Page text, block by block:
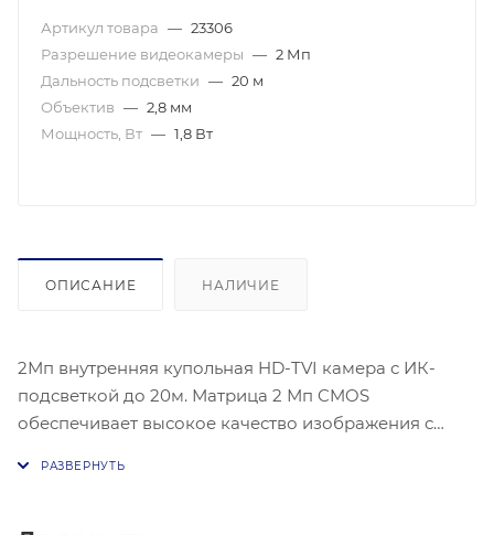
Артикул товара — 23306
Разрешение видеокамеры — 2 Мп
Дальность подсветки — 20 м
Объектив — 2,8 мм
Мощность, Вт — 1,8 Вт
ОПИСАНИЕ НАЛИЧИЕ
2Мп внутренняя купольная HD-TVI камера с ИК-
подсветкой до 20м. Матрица 2 Мп CMOS
обеспечивает высокое качество изображения с